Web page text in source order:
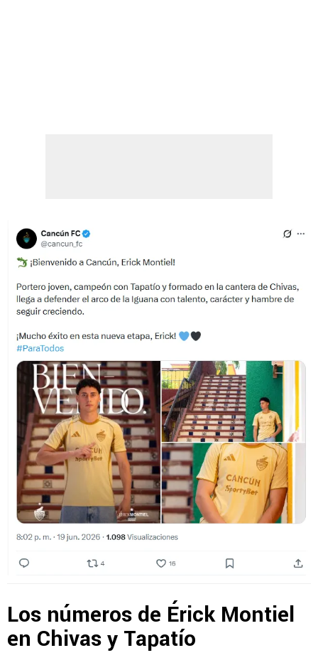
Los números de Érick Montiel
en Chivas y Tapatío